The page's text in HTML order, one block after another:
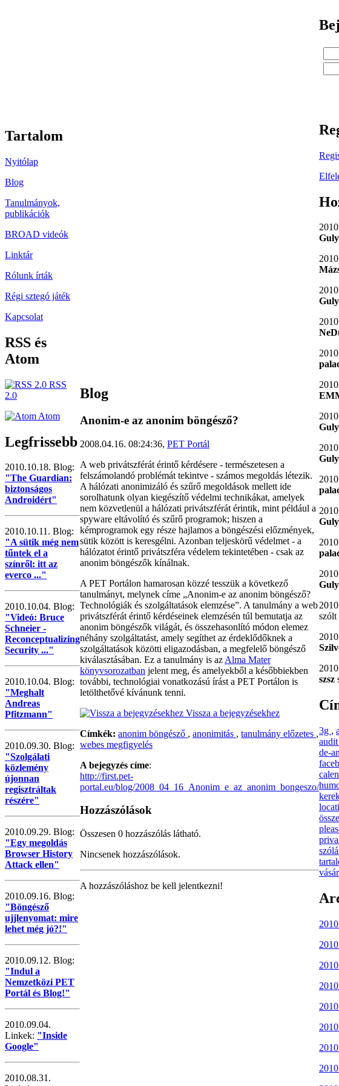
Tartalom
Nyitólap
Blog
Tanulmányok,
publikációk
BROAD videók
Linktár
Rólunk írták
Régi sztegó játék
Kapcsolat
RSS és
Atom
RSS
2.0
Atom
Legfrissebb
2010.10.18. Blog:
"The Guardian:
biztonságos
Androidért"
2010.10.11. Blog:
"A sütik még nem
tűntek el a
színről: itt az
everco ..."
2010.10.04. Blog:
"Videó: Bruce
Schneier -
Reconceptualizing
Security ..."
2010.10.04. Blog:
"Meghalt
Andreas
Pfitzmann"
2010.09.30. Blog:
"Szolgálati
közlemény
újonnan
regisztráltak
részére"
2010.09.29. Blog:
"Egy megoldás
Browser History
Attack ellen"
2010.09.16. Blog:
"Böngésző
ujjlenyomat: mire
lehet még jó?!"
2010.09.12. Blog:
"Indul a
Nemzetközi PET
Portál és Blog!"
2010.09.04.
Linkek: "Inside
Google"
2010.08.31.
Blog
Anonim-e az anonim böngésző?
2008.04.16. 08:24:36, PET Portál
A web privátszférát érintő kérdésere - természetesen a
felszámolandó problémát tekintve - számos megoldás létezik.
A hálózati anonimizáló és szűrő megoldások mellett ide
sorolhatunk olyan kiegészítő védelmi technikákat, amelyek
nem közvetlenül a hálózati privátszférát érintik, mint például a
spyware eltávolító és szűrő programok; hiszen a
kémprogramok egy része hajlamos a böngészési előzmények,
sütik között is keresgélni. Azonban teljeskörű védelmet - a
hálózatot érintő privátszféra védelem tekintetében - csak az
anonim böngészők kínálnak.
A PET Portálon hamarosan közzé tesszük a következő
tanulmányt, melynek címe „Anonim-e az anonim böngésző?
Technológiák és szolgáltatások elemzése”. A tanulmány a web
privátszférát érintő kérdéseinek elemzésén túl bemutatja az
anonim böngészők világát, és összehasonlító módon elemez
néhány szolgáltatást, amely segíthet az érdeklődőknek a
szolgáltatások közötti eligazodásban, a megfelelő böngésző
kiválasztásában. Ez a tanulmány is az Alma Mater
könyvsorozatban jelent meg, és amelyekből a későbbiekben
további, technológiai vonatkozású írást a PET Portálon is
letölthetővé kívánunk tenni.
Vissza a bejegyzésekhez
Címkék: anonim böngésző , anonimitás , tanulmány előzetes ,
webes megfigyelés
A bejegyzés címe:
http://first.pet-
portal.eu/blog/2008_04_16_Anonim_e_az_anonim_bongeszo/
Hozzászólások
Összesen 0 hozzászólás látható.
Nincsenek hozzászólások.
A hozzászóláshoz be kell jelentkezni!
szólt
szsz
3g ,
audit
de-